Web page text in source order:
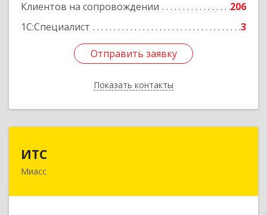
Клиентов на сопровождении
206
1С:Специалист
3
Отправить заявку
Показать контакты
Отправить заявку
Назад
ИТС
Миасс456300, Челябинская обл, Миасс г, Романенко